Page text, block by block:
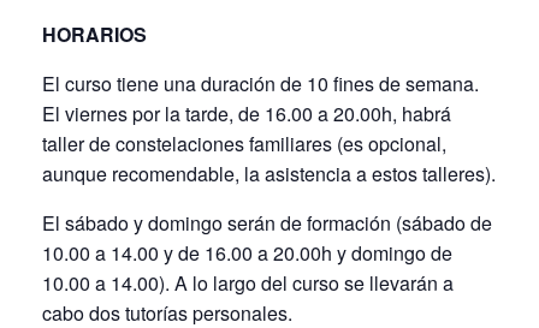
HORARIOS
El curso tiene una duración de 10 fines de semana.
El viernes por la tarde, de 16.00 a 20.00h, habrá
taller de constelaciones familiares (es opcional,
aunque recomendable, la asistencia a estos talleres).
El sábado y domingo serán de formación (sábado de
10.00 a 14.00 y de 16.00 a 20.00h y domingo de
10.00 a 14.00). A lo largo del curso se llevarán a
cabo dos tutorías personales.